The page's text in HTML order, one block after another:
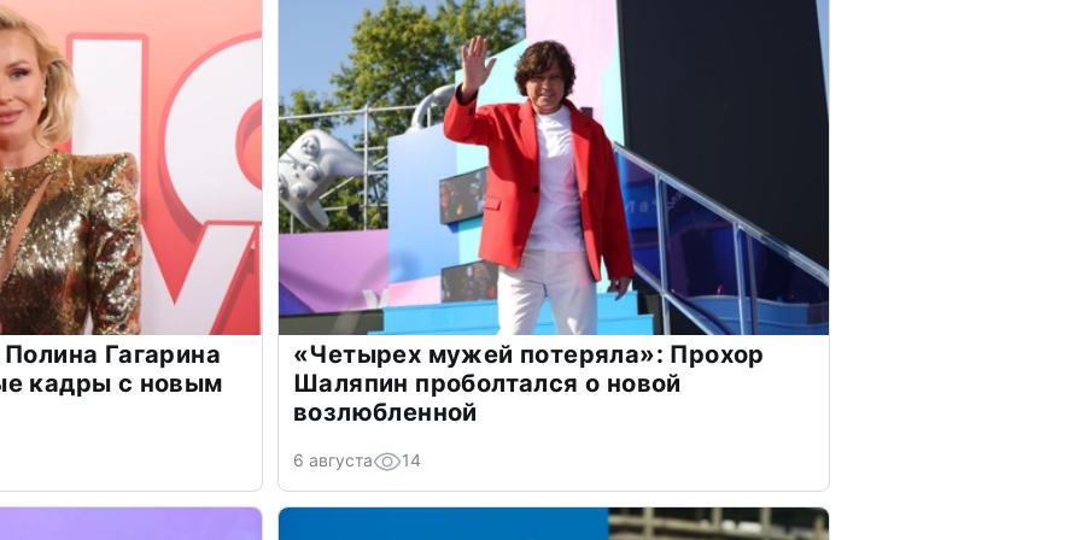
Гагарина
кадры с новым
«Четырех мужей потеряла»: Прохор
Шаляпин проболтался о новой
возлюбленной
6 августа 14